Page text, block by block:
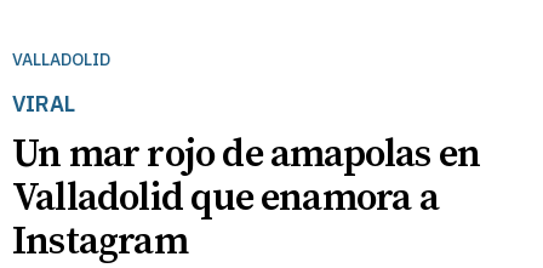
VALLADOLID
VIRAL
Un mar rojo de amapolas en
Valladolid que enamora a
Instagram